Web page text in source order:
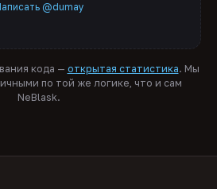
@dumay
кода — открытая статистика. Мы
по той же логике, что и сам
NeBlask.